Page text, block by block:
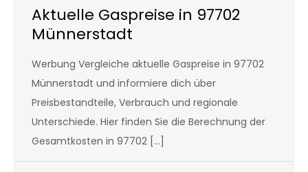
Aktuelle Gaspreise in 97702
Münnerstadt
Werbung Vergleiche aktuelle Gaspreise in 97702
Münnerstadt und informiere dich über
Preisbestandteile, Verbrauch und regionale
Unterschiede. Hier finden Sie die Berechnung der
Gesamtkosten in 97702 […]